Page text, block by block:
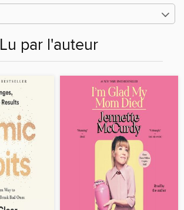
Lu par l'auteur